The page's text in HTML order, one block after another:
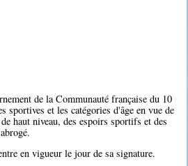
de la Communauté française du 10
sportives et les catégories d'âge en vue de
haut niveau, des espoirs sportifs et des
en vigueur le jour de sa signature.